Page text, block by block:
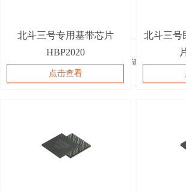
北斗三号专用基带芯片
HBP2020
点击查看
北斗三号
您还没有选择分类数据，请先选择数据